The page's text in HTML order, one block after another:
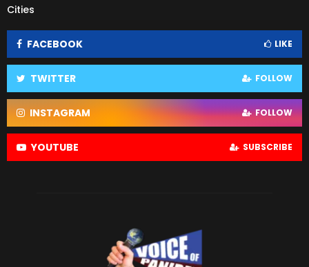
Cities
FACEBOOK LIKE
TWITTER FOLLOW
INSTAGRAM FOLLOW
YOUTUBE SUBSCRIBE